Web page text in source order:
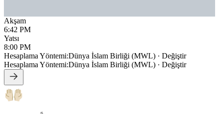
Akşam
6:42 PM
Yatsı
8:00 PM
Hesaplama Yöntemi:Dünya İslam Birliği (MWL) · Değiştir
Hesaplama Yöntemi:Dünya İslam Birliği (MWL) · Değiştir